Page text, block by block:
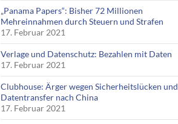
„Panama Papers“: Bisher 72 Millionen
Mehreinnahmen durch Steuern und Strafen
17. Februar 2021
Verlage und Datenschutz: Bezahlen mit Daten
17. Februar 2021
Clubhouse: Ärger wegen Sicherheitslücken und
Datentransfer nach China
17. Februar 2021